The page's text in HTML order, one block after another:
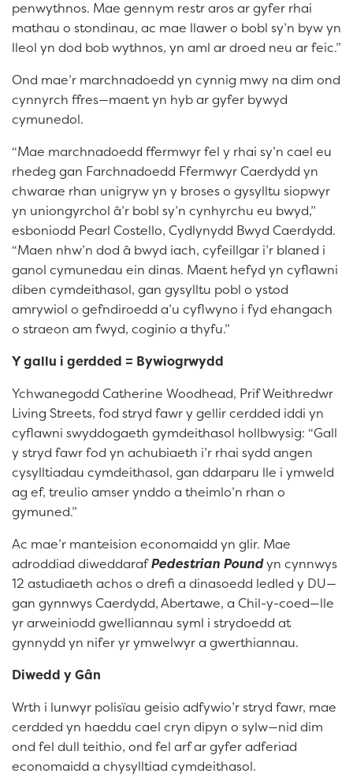
penwythnos. Mae gennym restr aros ar gyfer rhai
mathau o stondinau, ac mae llawer o bobl sy’n byw yn
lleol yn dod bob wythnos, yn aml ar droed neu ar feic.”
Ond mae’r marchnadoedd yn cynnig mwy na dim ond
cynnyrch ffres—maent yn hyb ar gyfer bywyd
cymunedol.
“Mae marchnadoedd ffermwyr fel y rhai sy’n cael eu
rhedeg gan Farchnadoedd Ffermwyr Caerdydd yn
chwarae rhan unigryw yn y broses o gysylltu siopwyr
yn uniongyrchol â’r bobl sy’n cynhyrchu eu bwyd,”
esboniodd Pearl Costello, Cydlynydd Bwyd Caerdydd.
“Maen nhw’n dod â bwyd iach, cyfeillgar i’r blaned i
ganol cymunedau ein dinas. Maent hefyd yn cyflawni
diben cymdeithasol, gan gysylltu pobl o ystod
amrywiol o gefndiroedd a’u cyflwyno i fyd ehangach
o straeon am fwyd, coginio a thyfu.”
Y gallu i gerdded = Bywiogrwydd
Ychwanegodd Catherine Woodhead, Prif Weithredwr
Living Streets, fod stryd fawr y gellir cerdded iddi yn
cyflawni swyddogaeth gymdeithasol hollbwysig: “Gall
y stryd fawr fod yn achubiaeth i’r rhai sydd angen
cysylltiadau cymdeithasol, gan ddarparu lle i ymweld
ag ef, treulio amser ynddo a theimlo’n rhan o
gymuned.”
Ac mae’r manteision economaidd yn glir. Mae
adroddiad diweddarafPedestrian Poundyn cynnwys
12 astudiaeth achos o drefi a dinasoedd ledled y DU—
gan gynnwys Caerdydd, Abertawe, a Chil-y-coed—lle
yr arweiniodd gwelliannau syml i strydoedd at
gynnydd yn nifer yr ymwelwyr a gwerthiannau.
Diwedd y Gân
Wrth i lunwyr polisïau geisio adfywio’r stryd fawr, mae
cerdded yn haeddu cael cryn dipyn o sylw—nid dim
ond fel dull teithio, ond fel arf ar gyfer adferiad
economaidd a chysylltiad cymdeithasol.